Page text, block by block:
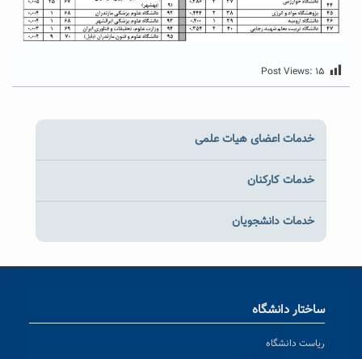
Post Views: ۱۵
خدمات اعضای هیات علمی
خدمات کارکنان
خدمات دانشجویان
ساختار دانشگاه
ریاست دانشگاه